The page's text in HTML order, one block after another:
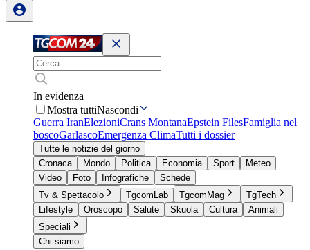
In evidenza
Mostra tuttiNascondi
Guerra IranElezioniCrans MontanaEpstein FilesFamiglia nel
boscoGarlascoEmergenza ClimaTutti i dossier
Tutte le notizie del giorno
Cronaca
Mondo Politica Economia Sport
Meteo
Video
Foto Infografiche
Schede
Tv & Spettacolo
TgcomLab TgcomMag
TgTech
Lifestyle
Oroscopo Salute Skuola Cultura
Animali
Speciali
Chi siamo